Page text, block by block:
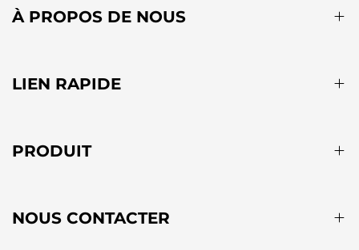
À PROPOS DE NOUS
LIEN RAPIDE
PRODUIT
NOUS CONTACTER